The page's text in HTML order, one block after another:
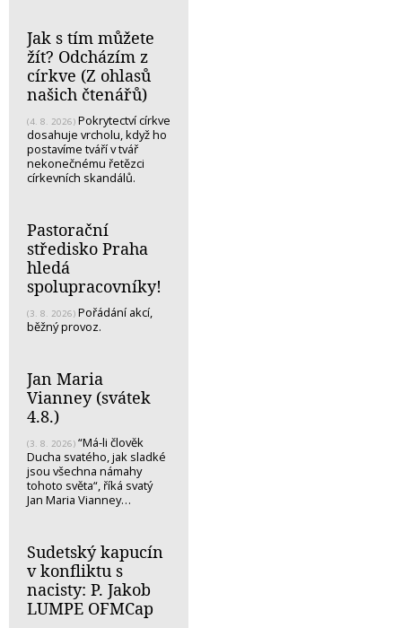
Jak s tím můžete
žít? Odcházím z
církve (Z ohlasů
našich čtenářů)
(4. 8. 2026) Pokrytectví církve
dosahuje vrcholu, když ho
postavíme tváří v tvář
nekonečnému řetězci
církevních skandálů.
Pastorační
středisko Praha
hledá
spolupracovníky!
(3. 8. 2026) Pořádání akcí,
běžný provoz.
Jan Maria
Vianney (svátek
4.8.)
(3. 8. 2026) “Má-li člověk
Ducha svatého, jak sladké
jsou všechna námahy
tohoto světa“, říká svatý
Jan Maria Vianney…
Sudetský kapucín
v konfliktu s
nacisty: P. Jakob
LUMPE OFMCap